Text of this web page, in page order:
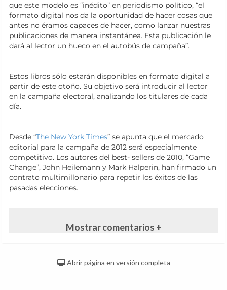
que este modelo es “inédito” en periodismo político, “el
formato digital nos da la oportunidad de hacer cosas que
antes no éramos capaces de hacer, como lanzar nuestras
publicaciones de manera instantánea. Esta publicación le
dará al lector un hueco en el autobús de campaña”.
Estos libros sólo estarán disponibles en formato digital a
partir de este otoño. Su objetivo será introducir al lector
en la campaña electoral, analizando los titulares de cada
día.
Desde “The New York Times” se apunta que el mercado
editorial para la campaña de 2012 será especialmente
competitivo. Los autores del best- sellers de 2010, “Game
Change”, John Heilemann y Mark Halperin, han firmado un
contrato multimillonario para repetir los éxitos de las
pasadas elecciones.
Mostrar comentarios +
Abrir página en versión completa